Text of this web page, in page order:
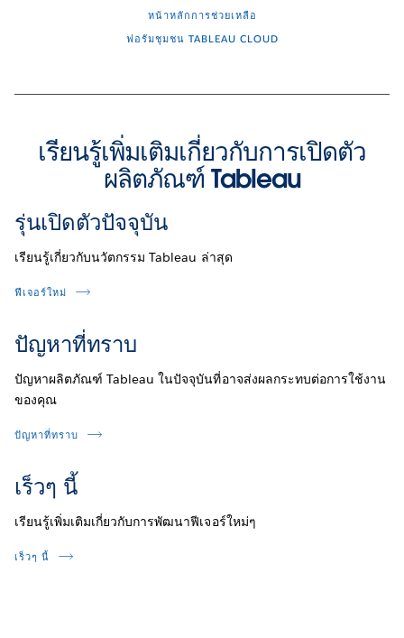
หน้าหลักการช่วยเหลือ
ฟอรัมชุมชน TABLEAU CLOUD
เรียนรู้เพิ่มเติมเกี่ยวกับการเปิดตัว
ผลิตภัณฑ์ Tableau
รุ่นเปิดตัวปัจจุบัน
เรียนรู้เกี่ยวกับนวัตกรรม Tableau ล่าสุด
ฟีเจอร์ใหม่
ปัญหาที่ทราบ
ปัญหาผลิตภัณฑ์ Tableau ในปัจจุบันที่อาจส่งผลกระทบต่อการใช้งาน
ของคุณ
ปัญหาที่ทราบ
เร็วๆ นี้
เรียนรู้เพิ่มเติมเกี่ยวกับการพัฒนาฟีเจอร์ใหม่ๆ
เร็วๆ นี้